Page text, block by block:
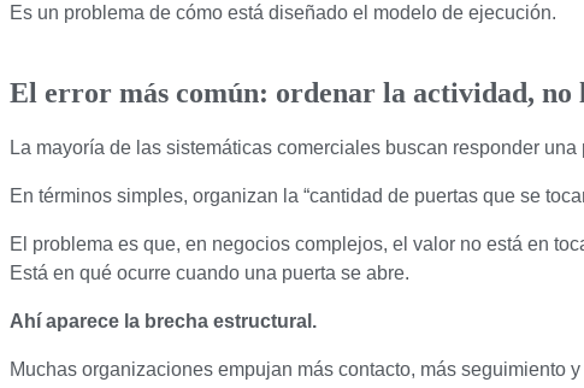
Es un problema de cómo está diseñado el modelo de ejecución.
El error más común: ordenar la actividad, no
La mayoría de las sistemáticas comerciales buscan responder
En términos simples, organizan la “cantidad de puertas que se
El problema es que, en negocios complejos, el valor no está en
Está en qué ocurre cuando una puerta se abre.
Ahí aparece la brecha estructural.
Muchas organizaciones empujan más contacto, más seguimiento